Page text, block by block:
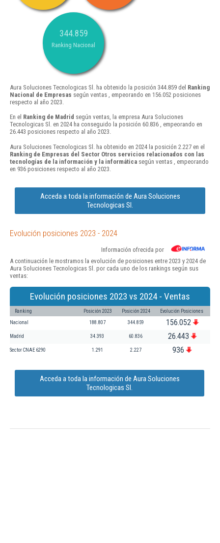
344.859
Ranking Nacional
Aura Soluciones Tecnologicas Sl. ha obtenido la posición 344.859 del Ranking
Nacional de Empresas según ventas , empeorando en 156.052 posiciones
respecto al año 2023.
En el Ranking de Madrid según ventas, la empresa Aura Soluciones
Tecnologicas Sl. en 2024 ha conseguido la posición 60.836 , empeorando en
26.443 posiciones respecto al año 2023.
Aura Soluciones Tecnologicas Sl. ha obtenido en 2024 la posición 2.227 en el
Ranking de Empresas del Sector Otros servicios relacionados con las
tecnologías de la información y la informática según ventas , empeorando
en 936 posiciones respecto al año 2023.
Acceda a toda la información de Aura Soluciones
Tecnologicas Sl.
Evolución posiciones 2023 - 2024
Información ofrecida por
A continuación le mostramos la evolución de posiciones entre 2023 y 2024 de
Aura Soluciones Tecnologicas Sl. por cada uno de los rankings según sus
ventas:
Evolución posiciones 2023 vs 2024 - Ventas
Ranking Posición 2023 Posición 2024 Evolución Posiciones
Nacional 188.807 344.859 156.052
Madrid 34.393 60.836 26.443
Sector CNAE 6290 1.291 2.227 936
Acceda a toda la información de Aura Soluciones
Tecnologicas Sl.